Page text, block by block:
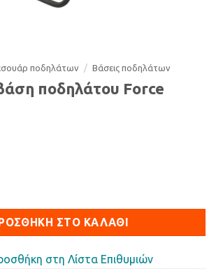
ποδηλάτων / Βάσεις ποδηλάτων
ποδηλάτου Force
ΣΤΟ ΚΑΛΆΘΙ
στη Λίστα Επιθυμιών